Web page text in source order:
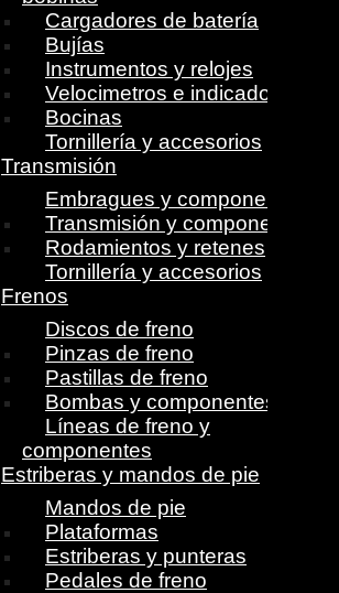
Cargadores de batería
Bujías
Instrumentos y relojes
Velocimetros e indicadores
Bocinas
Tornillería y accesorios
Transmisión
Embragues y componentes
Transmisión y componentes
Rodamientos y retenes
Tornillería y accesorios
Frenos
Discos de freno
Pinzas de freno
Pastillas de freno
Bombas y componentes
Líneas de freno y
componentes
Estriberas y mandos de pie
Mandos de pie
Plataformas
Estriberas y punteras
Pedales de freno